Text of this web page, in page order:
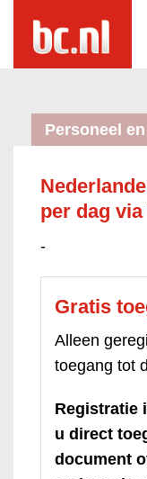
Personeel en
per dag
-
Gratis
Alleen
toegang tot
Registratie
u direct
document